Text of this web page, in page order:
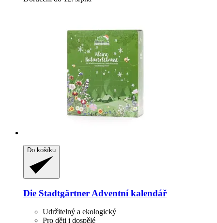
Do košíku
Die Stadtgärtner Adventní kalendář
Udržitelný a ekologický
Pro děti i dospělé